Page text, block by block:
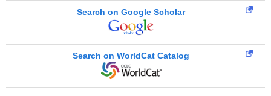
Search on Google Scholar
Search on WorldCat Catalog